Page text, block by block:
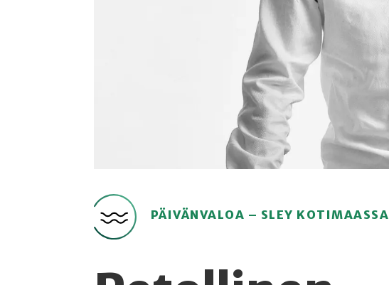
PÄIVÄNVALOA – SLEY KOTIMAASSA